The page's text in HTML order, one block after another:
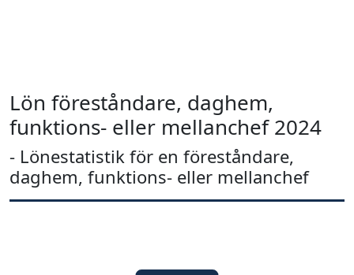
Lön föreståndare, daghem,
funktions- eller mellanchef 2024
- Lönestatistik för en föreståndare,
daghem, funktions- eller mellanchef